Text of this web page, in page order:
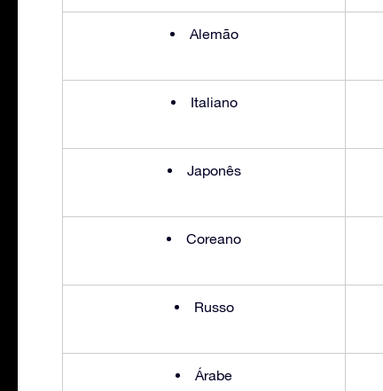
Alemão
Italiano
Japonês
Coreano
Russo
Árabe